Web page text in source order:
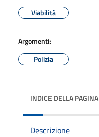
Viabilità
Argomenti:
Polizia
INDICE DELLA PAGINA
Descrizione